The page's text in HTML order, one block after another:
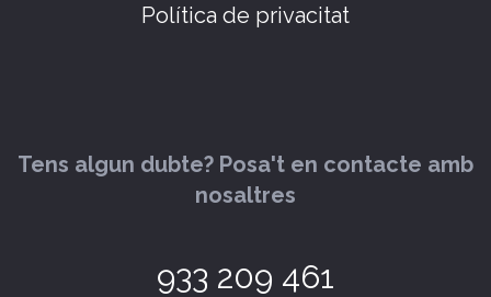
Política de privacitat
Tens algun dubte? Posa't en contacte amb
nosaltres
933 209 461